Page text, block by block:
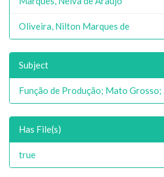
Oliveira, Nilton Marques de
Subject
Função de Produção; Mato Grosso; ...
Has File(s)
true